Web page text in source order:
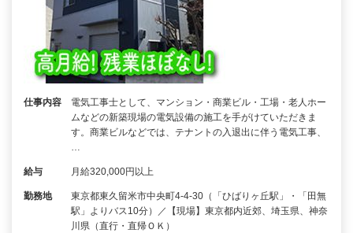
仕事内容
電気工事士として、マンション・商業ビル・工場・老人ホー
ムなどの新築現場の電気設備の施工を手がけていただきま
す。商業ビルなどでは、テナントの入退出に伴う電気工事、
給与 月給320,000円以上
勤務地
東京都東久留米市中央町4-4-30（「ひばりヶ丘駅」・「田無
駅」よりバス10分）／【現場】東京都内近郊、埼玉県、神奈
川県（直行・直帰ＯＫ）